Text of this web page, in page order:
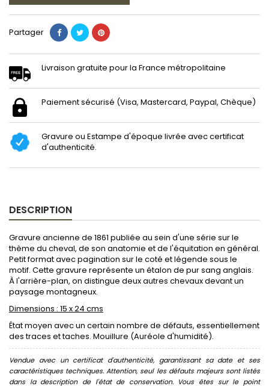
Partager
Livraison gratuite pour la France métropolitaine
Paiement sécurisé (Visa, Mastercard, Paypal, Chèque)
Gravure ou Estampe d'époque livrée avec certificat
d'authenticité.
DESCRIPTION
Gravure ancienne de 1861 publiée au sein d'une série sur le
thème du cheval, de son anatomie et de l'équitation en général.
Petit format avec pagination sur le coté et légende sous le
motif. Cette gravure représente un étalon de pur sang anglais.
À l'arrière-plan, on distingue deux autres chevaux devant un
paysage montagneux.
Dimensions : 15 x 24 cms
État moyen avec un certain nombre de défauts, essentiellement
des traces et taches. Mouillure (Auréole d'humidité).
Vendue avec un certificat d'authenticité, garantissant sa date et ses
caractéristiques techniques. Attention, seul les défauts majeurs sont listés
dans la description de l'état de conservation. Vous êtes sur le point